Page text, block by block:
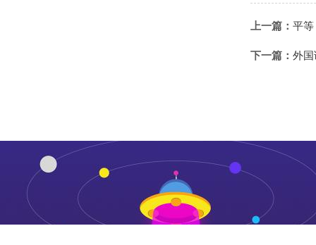
上一篇： 平
下一篇： 外